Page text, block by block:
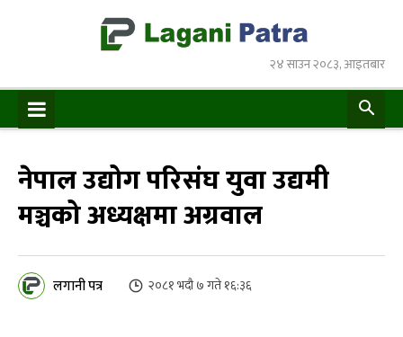
२४ साउन २०८३, आइतबार
नेपाल उद्योग परिसंघ युवा उद्यमी
मञ्चको अध्यक्षमा अग्रवाल
लगानी पत्र २०८१ भदौ ७ गते १६:३६